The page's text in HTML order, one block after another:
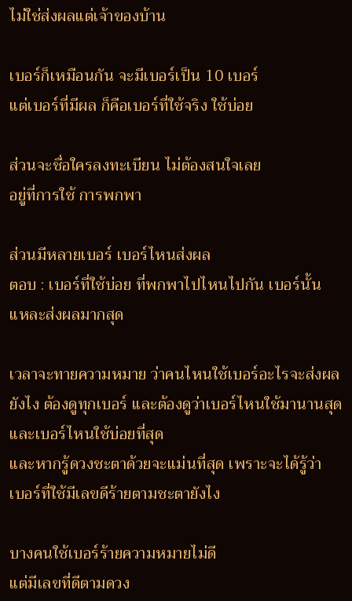
ไม่ใช่ส่งผลแต่เจ้าของบ้าน
เบอร์ก็เหมือนกัน จะมีเบอร์เป็น 10 เบอร์
แต่เบอร์ที่มีผล ก็คือเบอร์ที่ใช้จริง ใช้บ่อย
ส่วนจะชื่อใครลงทะเบียน ไม่ต้องสนใจเลย
อยู่ที่การใช้ การพกพา
ส่วนมีหลายเบอร์ เบอร์ไหนส่งผล
ตอบ : เบอร์ที่ใช้บ่อย ที่พกพาไปไหนไปกัน เบอร์นั้น
แหละส่งผลมากสุด
เวลาจะทายความหมาย ว่าคนไหนใช้เบอร์อะไรจะส่งผล
ยังไง ต้องดูทุกเบอร์ และต้องดูว่าเบอร์ไหนใช้มานานสุด
และเบอร์ไหนใช้บ่อยที่สุด
และหากรู้ดวงชะตาด้วยจะแม่นที่สุด เพราะจะได้รู้ว่า
เบอร์ที่ใช้มีเลขดีร้ายตามชะตายังไง
บางคนใช้เบอร์ร้ายความหมายไม่ดี
แต่มีเลขที่ดีตามดวง